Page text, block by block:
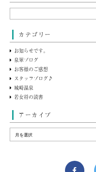
カテゴリー
お知らせです。
泉翠ブログ
お客様のご感想
スタッフブログ♪
城崎温泉
若女将の読書
アーカイブ